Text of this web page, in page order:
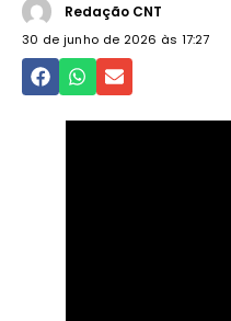
Redação CNT
30 de junho de 2026 às 17:27